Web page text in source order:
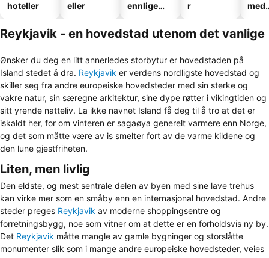
hoteller
eller
ennlige
r
med
Reykjavik - en hovedstad utenom det vanlige
Ønsker du deg en litt annerledes storbytur er hovedstaden på
Island stedet å dra. Reykjavik er verdens nordligste hovedstad og
skiller seg fra andre europeiske hovedsteder med sin sterke og
vakre natur, sin særegne arkitektur, sine dype røtter i vikingtiden og
sitt yrende natteliv. La ikke navnet Island få deg til å tro at det er
iskaldt her, for om vinteren er sagaøya generelt varmere enn Norge,
og det som måtte være av is smelter fort av de varme kildene og
den lune gjestfriheten.
Liten, men livlig
Den eldste, og mest sentrale delen av byen med sine lave trehus
kan virke mer som en småby enn en internasjonal hovedstad. Andre
steder preges Reykjavik av moderne shoppingsentre og
forretningsbygg, noe som vitner om at dette er en forholdsvis ny by.
Det Reykjavik måtte mangle av gamle bygninger og storslåtte
monumenter slik som i mange andre europeiske hovedsteder, veies